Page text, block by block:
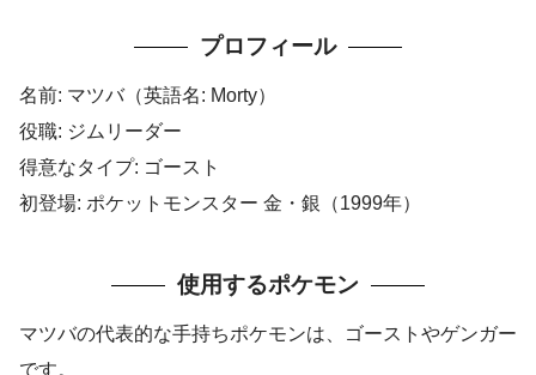
プロフィール
名前: マツバ（英語名: Morty）
役職: ジムリーダー
得意なタイプ: ゴースト
初登場: ポケットモンスター 金・銀（1999年）
使用するポケモン
マツバの代表的な手持ちポケモンは、ゴーストやゲンガー
です。